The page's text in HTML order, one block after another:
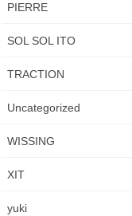
PIERRE
SOL SOL ITO
TRACTION
Uncategorized
WISSING
XIT
yuki